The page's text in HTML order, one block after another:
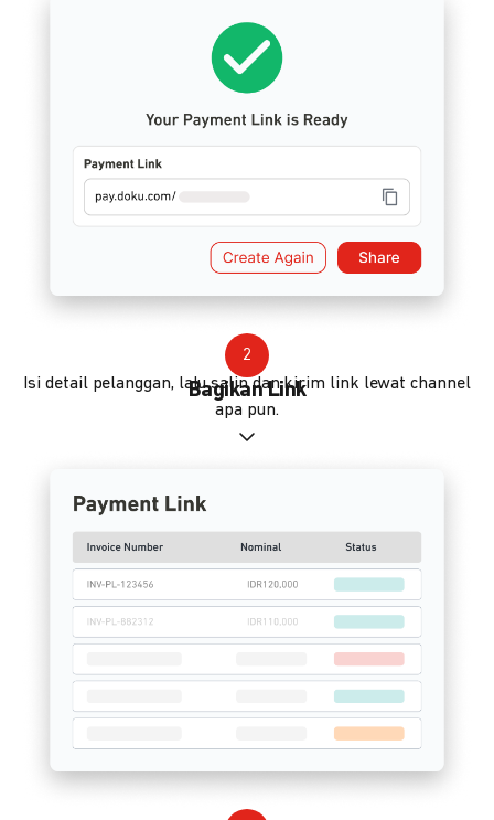
2
Bagikan Link
Isi detail pelanggan, lalu salin dan kirim link lewat channel
apa pun.